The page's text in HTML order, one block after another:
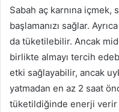
Sabah aç karnına içmek,
başlamanızı sağlar.
da tüketilebilir. Ancak
birlikte almayı tercih
etki sağlayabilir, ancak
yatmadan en az 2 saat
tüketildiğinde enerji verir